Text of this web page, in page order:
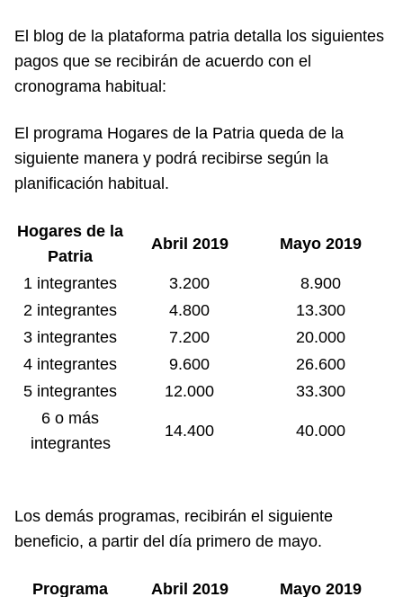
El blog de la plataforma patria detalla los siguientes
pagos que se recibirán de acuerdo con el
cronograma habitual:
El programa Hogares de la Patria queda de la
siguiente manera y podrá recibirse según la
planificación habitual.
Hogares de la
Patria
Abril 2019 Mayo 2019
1 integrantes 3.200
8.900
2 integrantes
4.800
13.300
3 integrantes
7.200
20.000
4 integrantes
9.600
26.600
5 integrantes
12.000
33.300
6 o más
integrantes
14.400 40.000
Los demás programas, recibirán el siguiente
beneficio, a partir del día primero de mayo.
Programa Abril 2019
Mayo 2019